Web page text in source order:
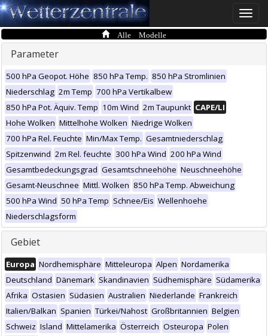
Toggle
Alle Modelle
Parameter
500 hPa Geopot. Höhe 850 hPa Temp. 850 hPa Stromlinien
Niederschlag 2m Temp 700 hPa Vertikalbew
850 hPa Pot. Äquiv. Temp 10m Wind 2m Taupunkt CAPE/LI
Hohe Wolken Mittelhohe Wolken Niedrige Wolken
700 hPa Rel. Feuchte Min/Max Temp. Gesamtniederschlag
Spitzenwind 2m Rel. feuchte 300 hPa Wind 200 hPa Wind
Gesamtbedeckungsgrad Gesamtschneehöhe Neuschneehöhe
Gesamt-Neuschnee Mittl. Wolken 850 hPa Temp. Abweichung
500 hPa Wind 50 hPa Temp Schnee/Eis Wellenhoehe
Niederschlagsform
Gebiet
Europa Nordhemisphäre Mitteleuropa Alpen Nordamerika
Deutschland Dänemark Skandinavien Südhemisphäre Südamerika
Afrika Ostasien Südasien Australien Niederlande Frankreich
Italien/Balkan Spanien Türkei/Nahost Großbritannien Belgien
Schweiz Island Mittelamerika Österreich Osteuropa Polen